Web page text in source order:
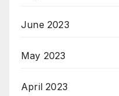
June 2023
May 2023
April 2023